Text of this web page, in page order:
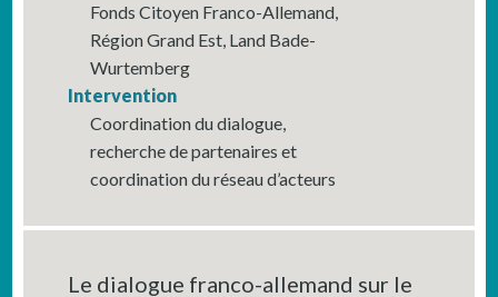
Fonds Citoyen Franco-Allemand,
Région Grand Est, Land Bade-
Wurtemberg
Intervention
Coordination du dialogue,
recherche de partenaires et
coordination du réseau d’acteurs
Le dialogue franco-allemand sur le